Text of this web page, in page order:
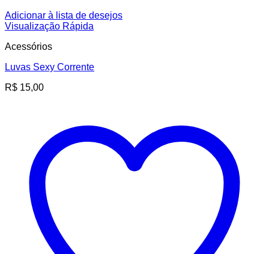
Adicionar à lista de desejos
Visualização Rápida
Acessórios
Luvas Sexy Corrente
R$ 15,00